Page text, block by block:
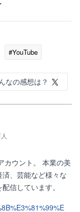
#YouTube
なの感想は？
カウント。 本業の美
、芸能など様々な
信しています。